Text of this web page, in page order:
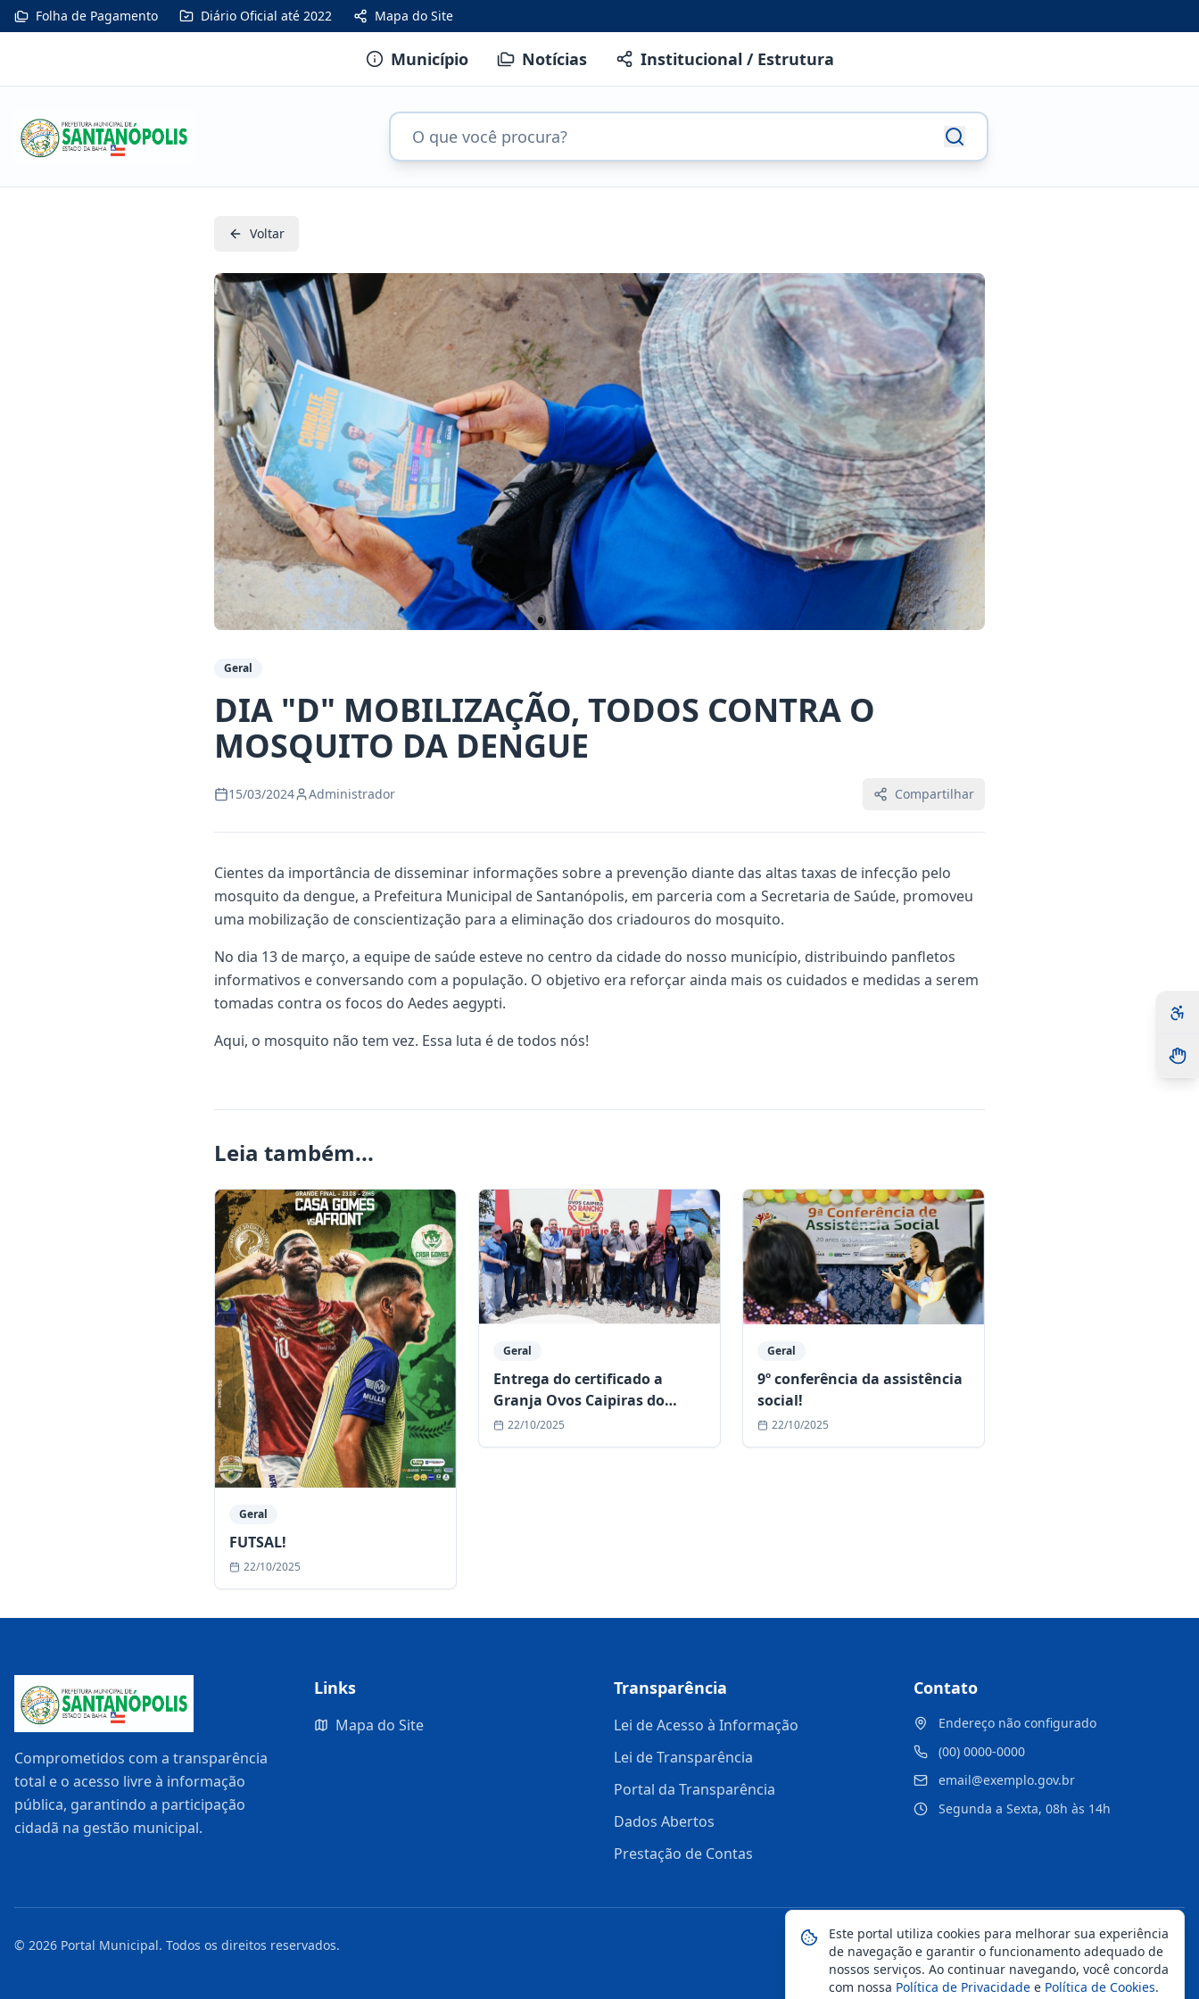
Folha de Pagamento Diário Oficial até 2022 Mapa do Site
Município Notícias Institucional / Estrutura
Voltar
Geral
DIA "D" MOBILIZAÇÃO, TODOS CONTRA O
MOSQUITO DA DENGUE
15/03/2024 Administrador Compartilhar
Cientes da importância de disseminar informações sobre a prevenção diante das altas taxas de infecção pelo
mosquito da dengue, a Prefeitura Municipal de Santanópolis, em parceria com a Secretaria de Saúde, promoveu
uma mobilização de conscientização para a eliminação dos criadouros do mosquito.
No dia 13 de março, a equipe de saúde esteve no centro da cidade do nosso município, distribuindo panfletos
informativos e conversando com a população. O objetivo era reforçar ainda mais os cuidados e medidas a serem
tomadas contra os focos do Aedes aegypti.
Aqui, o mosquito não tem vez. Essa luta é de todos nós!
Leia também...
Geral
FUTSAL!
22/10/2025
Geral
Entrega do certificado a
Granja Ovos Caipiras do
Rancho!
22/10/2025
Geral
9º conferência da assistência
social!
22/10/2025
Comprometidos com a transparência
total e o acesso livre à informação
pública, garantindo a participação
cidadã na gestão municipal.
Links
Mapa do Site
Transparência
Lei de Acesso à Informação
Lei de Transparência
Portal da Transparência
Dados Abertos
Prestação de Contas
Contato
Endereço não configurado
(00) 0000-0000
email@exemplo.gov.br
Segunda a Sexta, 08h às 14h
© 2026 Portal Municipal. Todos os direitos reservados. Mapa do Site Notícias Transparência
Este portal utiliza cookies para melhorar sua experiência
de navegação e garantir o funcionamento adequado de
nossos serviços. Ao continuar navegando, você concorda
com nossa Política de Privacidade e Política de Cookies.